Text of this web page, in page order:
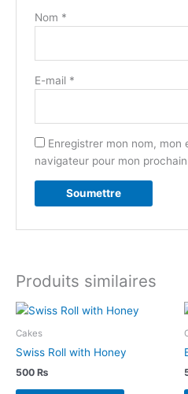
Nom *
E-mail *
Enregistrer mon nom, mon
navigateur pour mon
Produits similaires
Cakes
Swiss Roll with Honey
500 ₨